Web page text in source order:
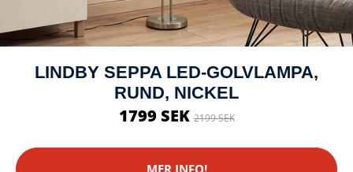
LINDBY SEPPA LED-GOLVLAMPA,
RUND, NICKEL
1799 SEK2199 SEK